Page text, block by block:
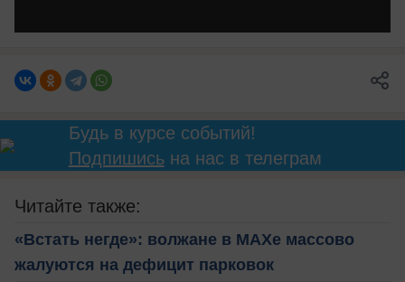
Будь в курсе событий!
Подпишисьна нас в телеграм
Читайте также:
«Встать негде»: волжане в MAXе массово
жалуются на дефицит парковок